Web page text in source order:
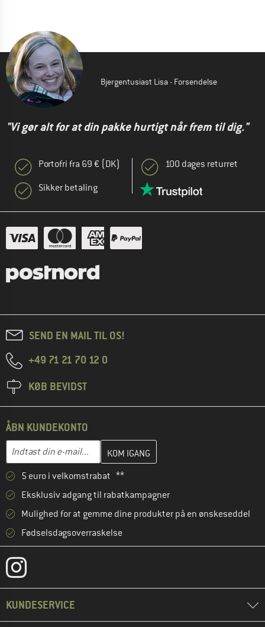
Bjergentusiast Lisa - Forsendelse
"Vi gør alt for at din pakke hurtigt når frem til dig."
Portofri fra 69 € (DK)
Sikker betaling
100 dages returret
SEND EN MAIL TIL OS!
+49 71 21 70 12 0
KØB BEVIDST
ÅBN KUNDEKONTO
E-mail-adresse
Indtast din e-mailadresse her, og opret i næste trin din
5 euro i velkomstrabat **
Eksklusiv adgang til rabatkampagner
Mulighed for at gemme dine produkter på en ønskeseddel
Fødselsdagsoverraskelse
KUNDESERVICE